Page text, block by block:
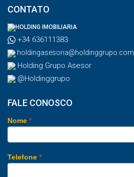
CONTATO
HOLDING IMOBILIARIA
+34 636111383
holdingasesoria@holdinggrupo.com
Holding Grupo Asesor
@Holdinggrupo
FALE CONOSCO
Nome *
Telefone *